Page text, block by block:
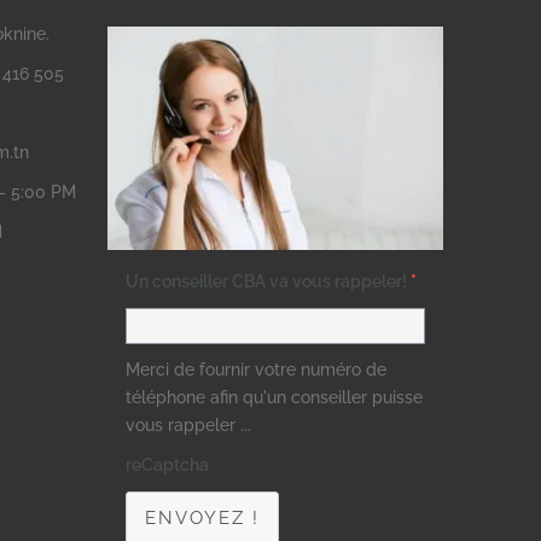
416 505
5:00 PM
Un conseiller CBA va vous rappeler! *
Merci de fournir votre numéro de
téléphone afin qu'un conseiller puisse
vous rappeler ...
reCaptcha
ENVOYEZ !